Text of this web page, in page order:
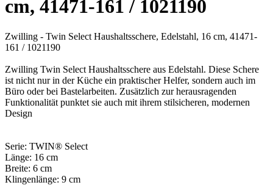
cm, 41471-161 / 1021190
Zwilling - Twin Select Haushaltsschere, Edelstahl, 16 cm, 41471-
161 / 1021190
Zwilling Twin Select Haushaltsschere aus Edelstahl. Diese Schere
ist nicht nur in der Küche ein praktischer Helfer, sondern auch im
Büro oder bei Bastelarbeiten. Zusätzlich zur herausragenden
Funktionalität punktet sie auch mit ihrem stilsicheren, modernen
Design
Serie: TWIN® Select
Länge: 16 cm
Breite: 6 cm
Klingenlänge: 9 cm